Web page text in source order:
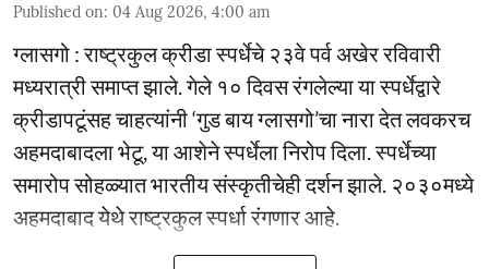
Published on: 04 Aug 2026, 4:00 am
ग्लासगो : राष्ट्रकुल क्रीडा स्पर्धेचे २३वे पर्व अखेर रविवारी
मध्यरात्री समाप्त झाले. गेले १० दिवस रंगलेल्या या स्पर्धेद्वारे
क्रीडापटूंसह चाहत्यांनी ‘गुड बाय ग्लासगो’चा नारा देत लवकरच
अहमदाबादला भेटू, या आशेने स्पर्धेला निरोप दिला. स्पर्धेच्या
समारोप सोहळ्यात भारतीय संस्कृतीचेही दर्शन झाले. २०३०मध्ये
अहमदाबाद येथे राष्ट्रकुल स्पर्धा रंगणार आहे.